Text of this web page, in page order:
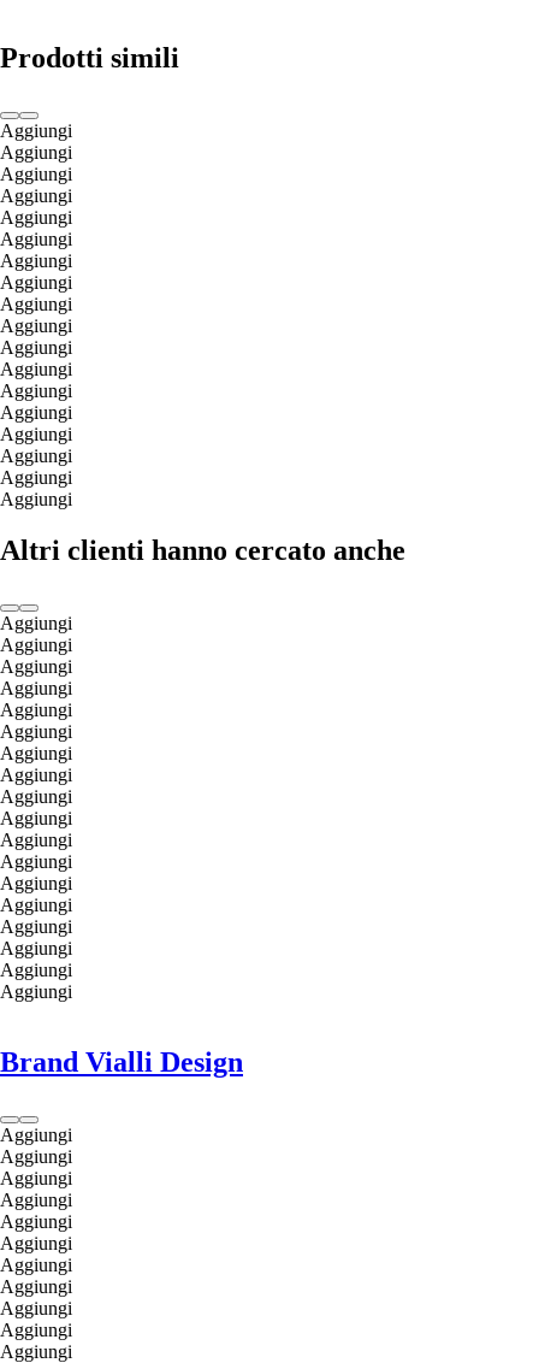
Prodotti simili
Aggiungi
Aggiungi
Aggiungi
Aggiungi
Aggiungi
Aggiungi
Aggiungi
Aggiungi
Aggiungi
Aggiungi
Aggiungi
Aggiungi
Aggiungi
Aggiungi
Aggiungi
Aggiungi
Aggiungi
Aggiungi
Altri clienti hanno cercato anche
Aggiungi
Aggiungi
Aggiungi
Aggiungi
Aggiungi
Aggiungi
Aggiungi
Aggiungi
Aggiungi
Aggiungi
Aggiungi
Aggiungi
Aggiungi
Aggiungi
Aggiungi
Aggiungi
Aggiungi
Aggiungi
Brand Vialli Design
Aggiungi
Aggiungi
Aggiungi
Aggiungi
Aggiungi
Aggiungi
Aggiungi
Aggiungi
Aggiungi
Aggiungi
Aggiungi